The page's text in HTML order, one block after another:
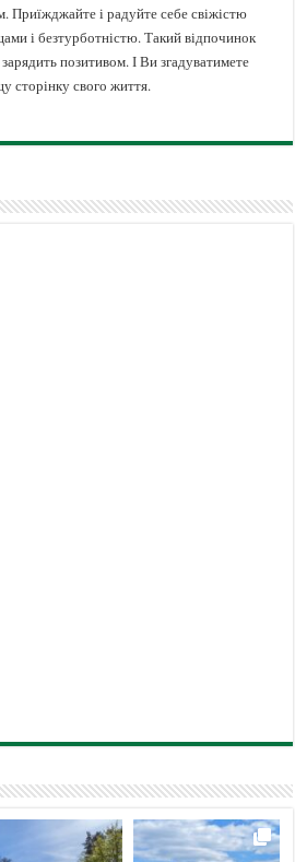
Приїжджайте і радуйте себе свіжістю
і безтурботністю. Такий відпочинок
позитивом. І Ви згадуватимете
сторінку свого життя.